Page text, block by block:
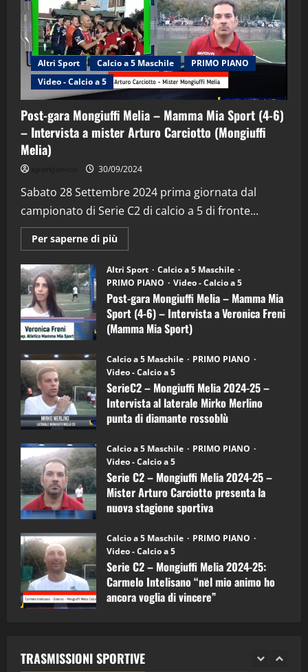
Altri Sport Calcio a 5 Maschile
PRIMO PIANO
Video - Calcio a 5
Post-gara Mongiuffi Melia – Mamma Mia Sport (4-6)
– Intervista a mister Arturo Carciotto (Mongiuffi
Melia)
30/09/2024
Sabato 28 Settembre 2024 prima giornata dal
campionato di Serie C2 di calcio a 5 di fronte...
Per saperne di più
informazioni
Post-
gara
Mongiuffi
Melia
–
Mamma
Mia
Sport
6)
–
Intervista
a
mister
Arturo
Carciotto
(Mongiuffi
Altri Sport
Calcio a 5 Maschile
PRIMO PIANO
Video - Calcio a 5
Post-gara Mongiuffi Melia – Mamma Mia
Sport (4-6) – Intervista a Veronica Freni
(Mamma Mia Sport)
Calcio a 5 Maschile
PRIMO PIANO
Video - Calcio a 5
SerieC2 – Mongiuffi Melia 2024-25 –
Intervista al laterale Mirko Merlino
punta di diamante rossoblù
Calcio a 5 Maschile
PRIMO PIANO
Video - Calcio a 5
Serie C2 – Mongiuffi Melia 2024-25 –
Mister Arturo Carciotto presenta la
nuova stagione sportiva
Calcio a 5 Maschile
PRIMO PIANO
Video - Calcio a 5
Serie C2 – Mongiuffi Melia 2024-25:
Carmelo Intelisano “nel mio animo ho
ancora voglia di vincere”
TRASMISSIONI SPORTIVE
2
“SportEmpire” in Podcast: 29^ Puntata
(Martedi 28 Aprile 2026)
28/04/2026
3
"SportEmpire" in Podcast
“SportEmpire” in Podcast: 28^ Puntata
(Martedi 21 Aprile 2026)
21/04/2026
4
“SportEmpire” in Podcast: 27^ Puntata
(Martedi 14 Aprile 2026)
15/04/2026
5
“SportEmpire” in Podcast: 26^ Puntata
(Martedi 07 Aprile 2026)
08/04/2026
1
“SportEmpire” in Podcast: 30^ Puntata
(Martedi 05 Maggio 2026)
08/05/2026
2 28/04/2026